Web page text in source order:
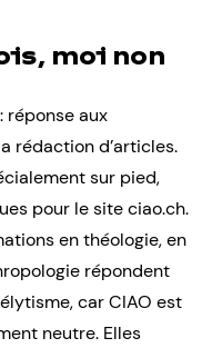
moi non
: réponse aux
rédaction d’articles.
sur pied,
pour le site ciao.ch.
en théologie, en
répondent
car CIAO est
neutre. Elles